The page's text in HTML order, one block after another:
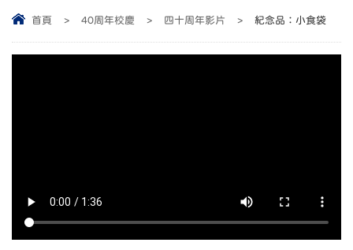
首頁 > 40周年校慶 > 四十周年影片 > 紀念品：小食袋